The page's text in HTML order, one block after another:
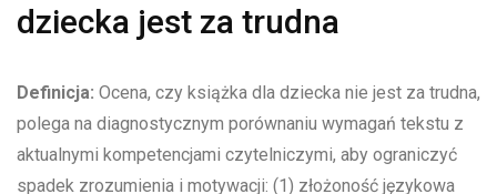
dziecka jest za trudna
Definicja: Ocena, czy książka dla dziecka nie jest za trudna,
polega na diagnostycznym porównaniu wymagań tekstu z
aktualnymi kompetencjami czytelniczymi, aby ograniczyć
spadek zrozumienia i motywacji: (1) złożoność językowa